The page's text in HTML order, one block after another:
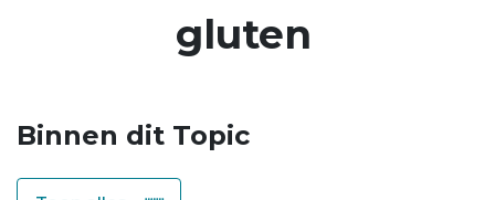
gluten
Binnen dit Topic